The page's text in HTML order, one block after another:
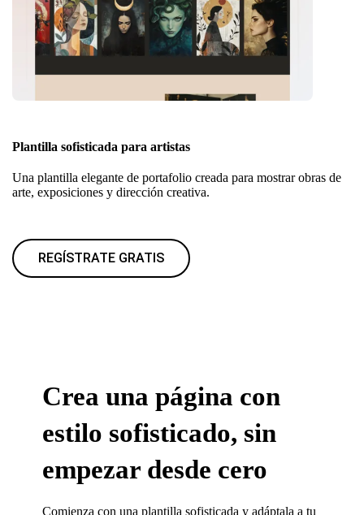
Plantilla sofisticada para artistas
Una plantilla elegante de portafolio creada para mostrar obras de
arte, exposiciones y dirección creativa.
REGÍSTRATE GRATIS
Crea una página con
estilo sofisticado, sin
empezar desde cero
Comienza con una plantilla sofisticada y adáptala a tu